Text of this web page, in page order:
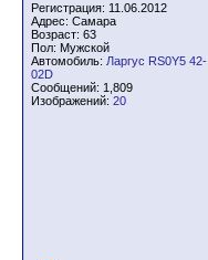
Регистрация: 11.06.2012
Адрес: Самара
Возраст: 63
Пол: Мужской
Автомобиль: Ларгус RS0Y5 42-
02D
Сообщений: 1,809
Изображений: 20